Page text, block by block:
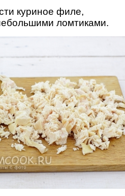
куриное филе,
ломтиками.